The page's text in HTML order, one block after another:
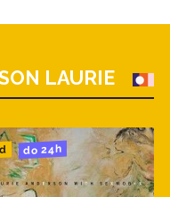
LAURIE
do 24h